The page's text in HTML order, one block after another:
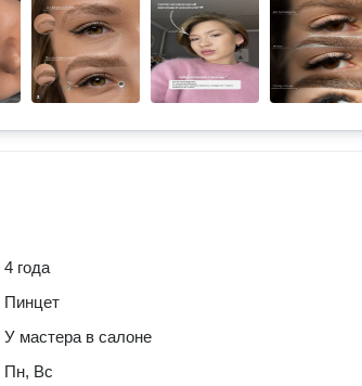
4 года
Пинцет
У мастера в салоне
Пн, Вс